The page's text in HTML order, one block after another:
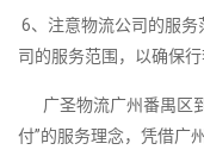
6、注意物流公司的服
司的服务范围，以确保
广圣物流广州番禺区
付”的服务理念，凭借广